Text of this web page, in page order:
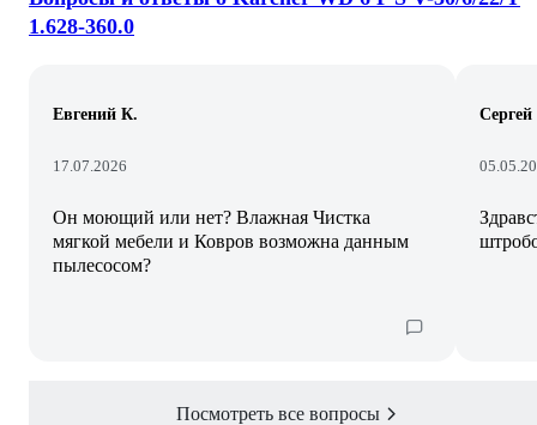
1.628-360.0
Евгений К.
17.07.2026
Он моющий или нет? Влажная Чистка
мягкой мебели и Ковров возможна данным
пылесосом?
Посмотреть все вопросы